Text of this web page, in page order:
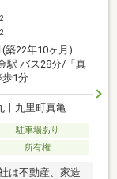
2
2
築22年10ヶ月)
駅 バス28分/「真
1分
十九里町真亀
駐車場あり
所有権
は不動産、家造